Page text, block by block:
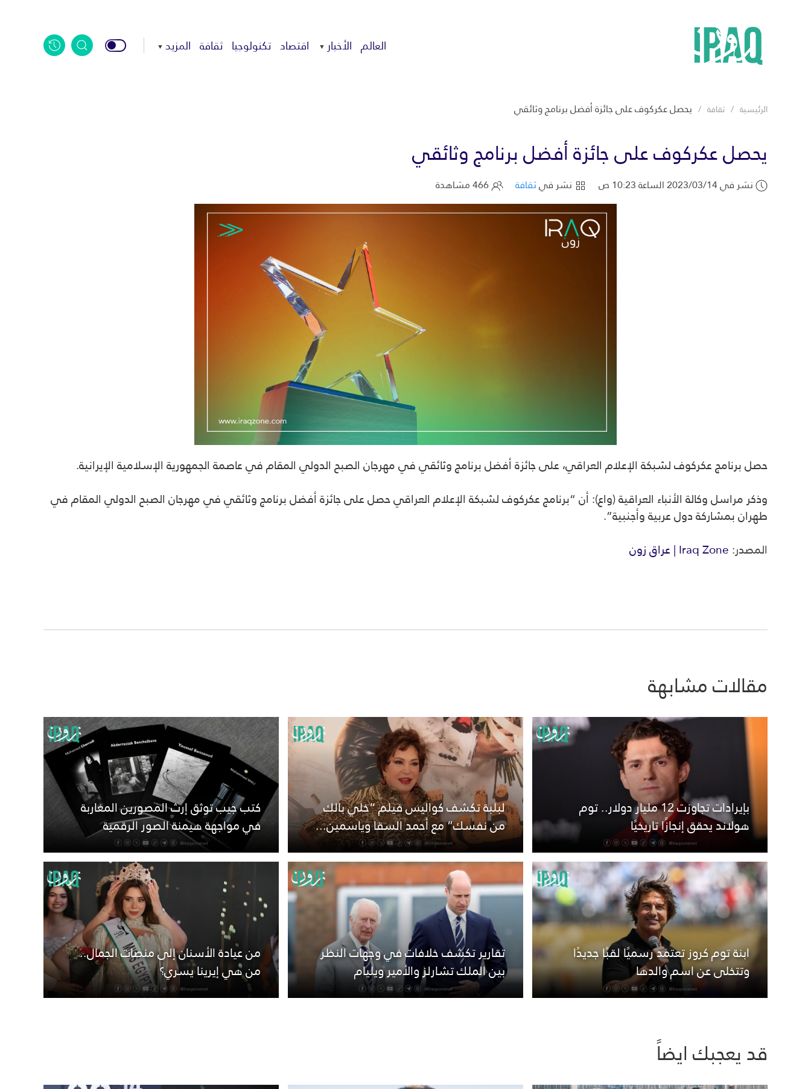
العالم الأخبار اقتصاد تكنولوجيا ثقافة المزيد
الرئيسية ثقافة يحصل عكركوف على جائزة أفضل برنامج وثائقي
يحصل عكركوف على جائزة أفضل برنامج وثائقي
نشر في 2023/03/14 الساعة 10:23 ص نشر فيثقافة
حصل برنامج عكركوف لشبكة الإعلام العراقي، على جائزة أفضل برنامج وثائقي في مهرجان الصبح الدولي المقام في عاصمة الجمهورية الإسلامية الإيرانية.
وذكر مراسل وكالة الأنباء العراقية (واع): أن “برنامج عكركوف لشبكة الإعلام العراقي حصل على جائزة أفضل برنامج وثائقي في مهرجان الصبح الدولي المقام في
طهران بمشاركة دول عربية وأجنبية”.
المصدر:Iraq Zone | عراق زون
مقالات مشابهة
بإيرادات تجاوزت 12 مليار دولار.. توم
هولاند يحقق إنجازًا تاريخيًا
لبلبة تكشف كواليس فيلم “خلي بالك
من نفسك” مع أحمد السقا وياسمين...
كتب جيب توثق إرث المصورين المغاربة
في مواجهة هيمنة الصور الرقمية
ابنة توم كروز تعتمد رسميًا لقبًا جديدًا
وتتخلى عن اسم والدها
تقارير تكشف خلافات في وجهات النظر
بين الملك تشارلز والأمير ويليام
من عيادة الأسنان إلى منصات الجمال..
من هي إيرينا يسري؟
قد يعجبك ايضاً